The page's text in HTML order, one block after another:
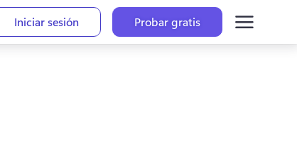
Iniciar sesión Probar gratis